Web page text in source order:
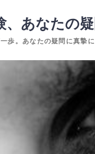
あなたの
歩。あなたの疑問に真摯に